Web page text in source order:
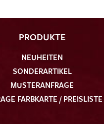
PRODUKTE
NEUHEITEN
SONDERARTIKEL
MUSTERANFRAGE
FARBKARTE / PREISLISTE